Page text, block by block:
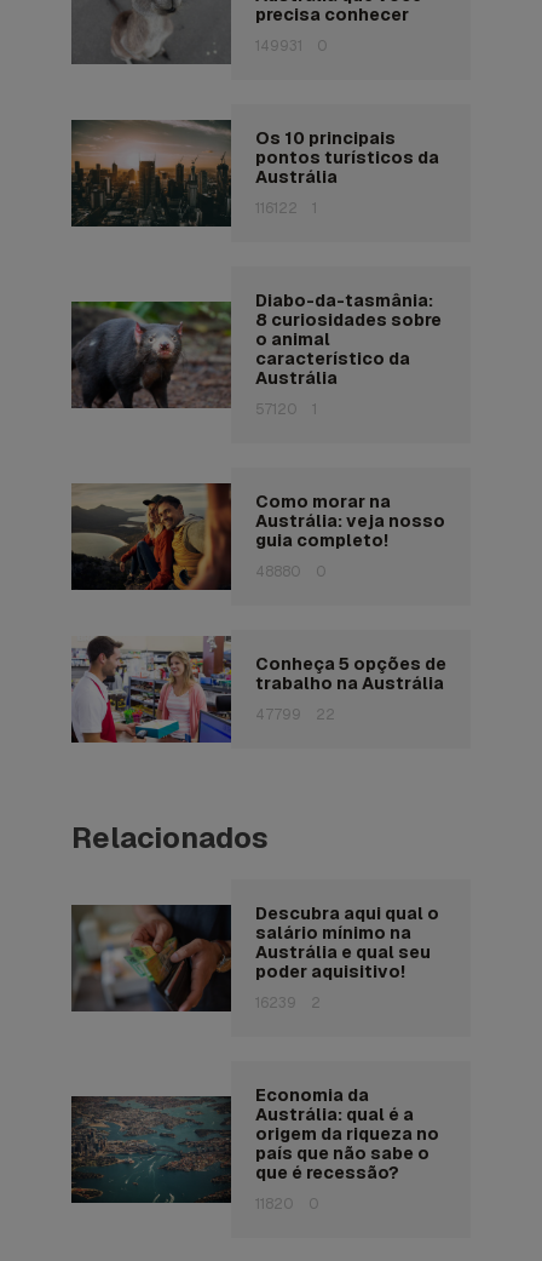
precisa conhecer
149931 0
Os 10 principais
pontos turísticos da
Austrália
116122 1
Diabo-da-tasmânia:
8 curiosidades sobre
o animal
característico da
Austrália
57120 1
Como morar na
Austrália: veja nosso
guia completo!
48880 0
Conheça 5 opções de
trabalho na Austrália
47799 22
Relacionados
Descubra aqui qual o
salário mínimo na
Austrália e qual seu
poder aquisitivo!
16239 2
Economia da
Austrália: qual é a
origem da riqueza no
país que não sabe o
que é recessão?
11820 0